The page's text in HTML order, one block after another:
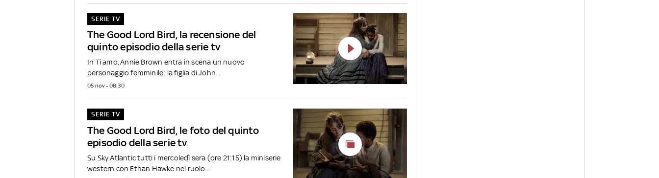
The Good Lord Bird, la recensione del
quinto episodio della serie tv
SERIE TV
In Ti amo, Annie Brown entra in scena un nuovo
personaggio femminile: la figlia di John...
05 nov - 08:30
The Good Lord Bird, le foto del quinto
episodio della serie tv
SERIE TV
Su Sky Atlantic tutti i mercoledì sera (ore 21:15) la miniserie
western con Ethan Hawke nel ruolo...